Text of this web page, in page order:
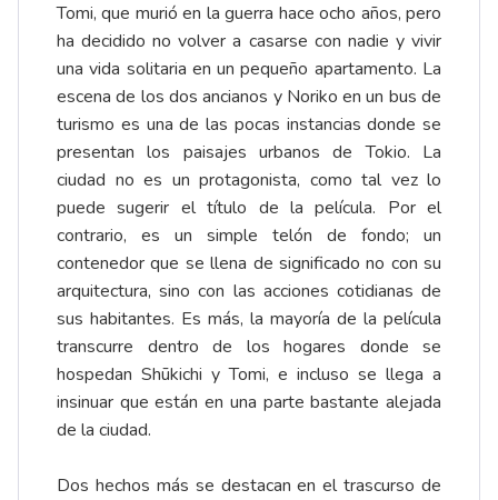
Tomi, que murió en la guerra hace ocho años, pero
ha decidido no volver a casarse con nadie y vivir
una vida solitaria en un pequeño apartamento. La
escena de los dos ancianos y Noriko en un bus de
turismo es una de las pocas instancias donde se
presentan los paisajes urbanos de Tokio. La
ciudad no es un protagonista, como tal vez lo
puede sugerir el título de la película. Por el
contrario, es un simple telón de fondo; un
contenedor que se llena de significado no con su
arquitectura, sino con las acciones cotidianas de
sus habitantes. Es más, la mayoría de la película
transcurre dentro de los hogares donde se
hospedan Shūkichi y Tomi, e incluso se llega a
insinuar que están en una parte bastante alejada
de la ciudad.
Dos hechos más se destacan en el trascurso de